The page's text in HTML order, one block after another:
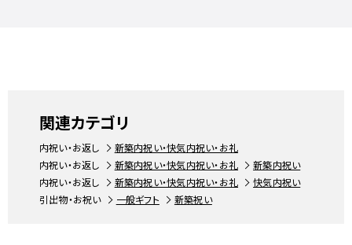
関連カテゴリ
内祝い・お返し
新築内祝い・快気内祝い・お礼
内祝い・お返し
新築内祝い・快気内祝い・お礼
新築内祝い
内祝い・お返し
新築内祝い・快気内祝い・お礼
快気内祝い
引出物・お祝い
一般ギフト 新築祝い